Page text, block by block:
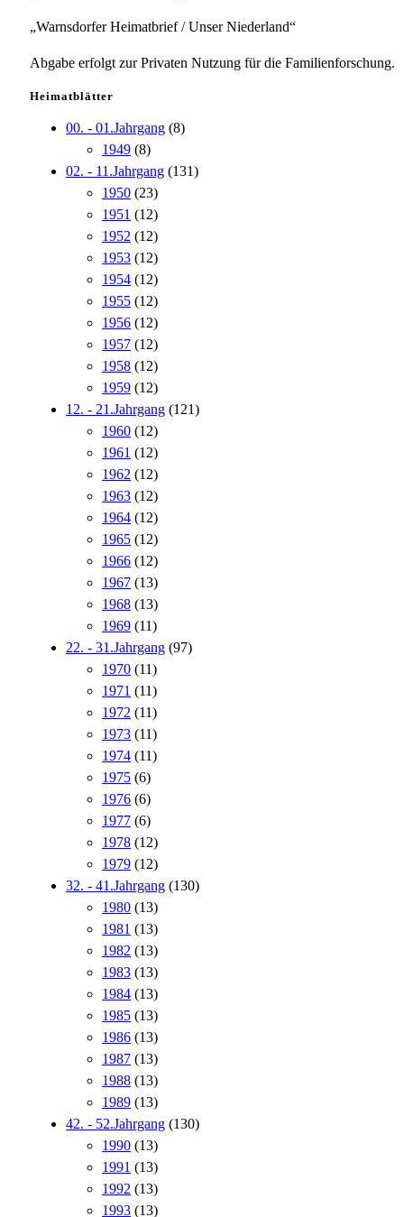
„Warnsdorfer Heimatbrief / Unser Niederland“
Abgabe erfolgt zur Privaten Nutzung für die Familienforschung.
Heimatblätter
00. - 01.Jahrgang (8)
1949 (8)
02. - 11.Jahrgang (131)
1950 (23)
1951 (12)
1952 (12)
1953 (12)
1954 (12)
1955 (12)
1956 (12)
1957 (12)
1958 (12)
1959 (12)
12. - 21.Jahrgang (121)
1960 (12)
1961 (12)
1962 (12)
1963 (12)
1964 (12)
1965 (12)
1966 (12)
1967 (13)
1968 (13)
1969 (11)
22. - 31.Jahrgang (97)
1970 (11)
1971 (11)
1972 (11)
1973 (11)
1974 (11)
1975 (6)
1976 (6)
1977 (6)
1978 (12)
1979 (12)
32. - 41.Jahrgang (130)
1980 (13)
1981 (13)
1982 (13)
1983 (13)
1984 (13)
1985 (13)
1986 (13)
1987 (13)
1988 (13)
1989 (13)
42. - 52.Jahrgang (130)
1990 (13)
1991 (13)
1992 (13)
1993 (13)